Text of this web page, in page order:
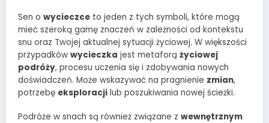
Sen o wycieczce to jeden z tych symboli, które mogą
mieć szeroką gamę znaczeń w zależności od kontekstu
snu oraz Twojej aktualnej sytuacji życiowej. W większości
przypadków wycieczka jest metaforą życiowej
podróży, procesu uczenia się i zdobywania nowych
doświadczeń. Może wskazywać na pragnienie zmian,
potrzebę eksploracji lub poszukiwania nowej ścieżki.
Podróże w snach są również związane z wewnętrznym